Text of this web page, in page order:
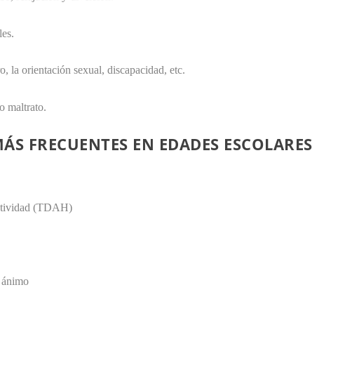
la orientación sexual, discapacidad, etc.
maltrato.
FRECUENTES EN EDADES ESCOLARES
(TDAH)